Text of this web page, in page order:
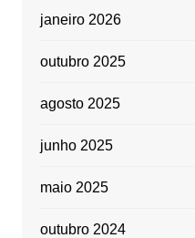
janeiro 2026
outubro 2025
agosto 2025
junho 2025
maio 2025
outubro 2024